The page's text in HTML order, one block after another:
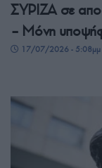
ΣΥΡΙΖΑ σε
– Μόνη
17/07/2026 - 5:08μμ